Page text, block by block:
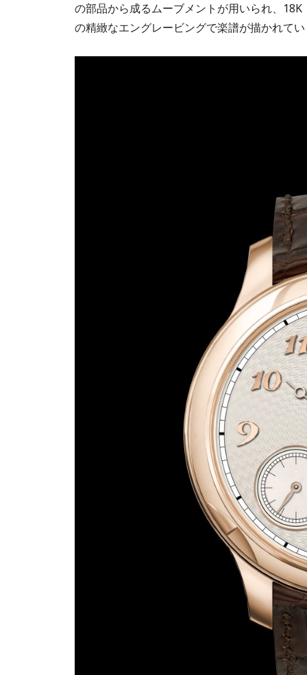
の部品から成るムーブメントが用いられ、
の精緻なエングレービングで楽譜が描かれて